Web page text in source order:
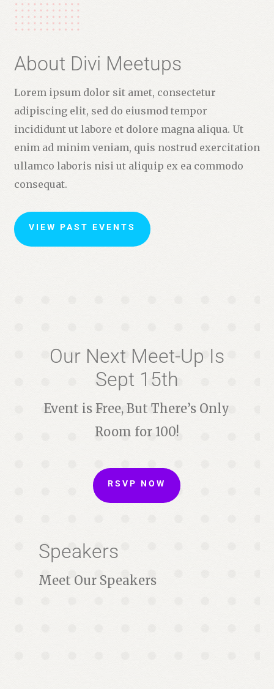
About Divi Meetups
Lorem ipsum dolor sit amet, consectetur
adipiscing elit, sed do eiusmod tempor
incididunt ut labore et dolore magna aliqua. Ut
enim ad minim veniam, quis nostrud exercitation
ullamco laboris nisi ut aliquip ex ea commodo
consequat.
VIEW PAST EVENTS
Our Next Meet-Up Is
Sept 15th
Event is Free, But There’s Only
Room for 100!
RSVP NOW
Speakers
Meet Our Speakers